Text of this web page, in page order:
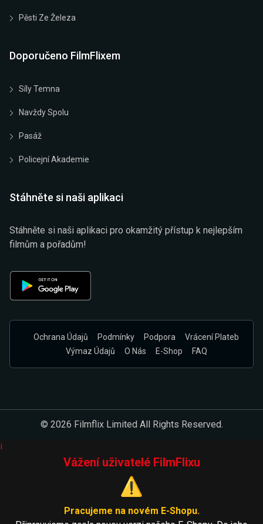
Pěsti Ze Železa
Doporučeno FilmFlixem
Síly Temna
Navždy Spolu
Pasáž
Policejní Akademie
Stáhněte si naši aplikaci
Stáhněte si naši aplikaci pro okamžitý přístup k nejlepším
filmům a pořadům!
Ochrana Údajů Podmínky Podpora
Vrácení Plateb
Výmaz Údajů
O Nás E-Shop FAQ
© 2026 Filmflix Limited All Rights Reserved.
i
Vážení uživatelé FilmFlixu
⚠️
Pracujeme na novém E-Shopu.